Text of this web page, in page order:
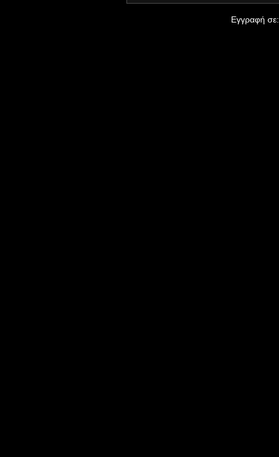
Εγγραφή σε: